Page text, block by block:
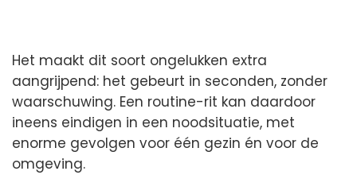
Het maakt dit soort ongelukken extra
aangrijpend: het gebeurt in seconden, zonder
waarschuwing. Een routine-rit kan daardoor
ineens eindigen in een noodsituatie, met
enorme gevolgen voor één gezin én voor de
omgeving.